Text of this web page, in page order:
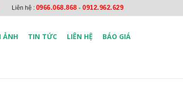
Liên hệ : 0966.068.868 - 0912.962.629
ẢNH TIN TỨC LIÊN HỆ BÁO GIÁ